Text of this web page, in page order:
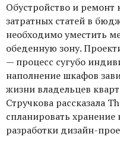
Обустройство и
затратных статей в
необходимо уместить
обеденную зону.
— процесс сугубо
наполнение шкафов
жизни владельцев
Стручкова рассказала
спланировать хранение
разработки дизайн-